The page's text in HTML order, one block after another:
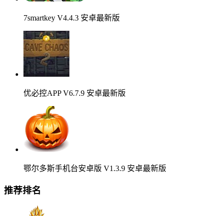
7smartkey V4.4.3 安卓最新版
优必控APP V6.7.9 安卓最新版
鄂尔多斯手机台安卓版 V1.3.9 安卓最新版
推荐排名